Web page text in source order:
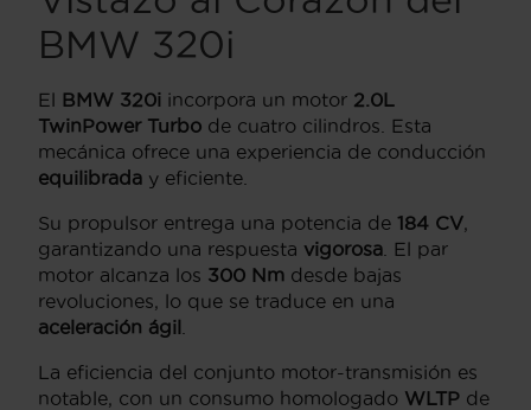
BMW 320i
El BMW 320i incorpora un motor 2.0L
TwinPower Turbo de cuatro cilindros. Esta
mecánica ofrece una experiencia de conducción
equilibrada y eficiente.
Su propulsor entrega una potencia de 184 CV,
garantizando una respuesta vigorosa . El par
motor alcanza los 300 Nm desde bajas
revoluciones, lo que se traduce en una
aceleración ágil
La eficiencia del conjunto motor-transmisión es
notable, con un consumo homologado WLTP de